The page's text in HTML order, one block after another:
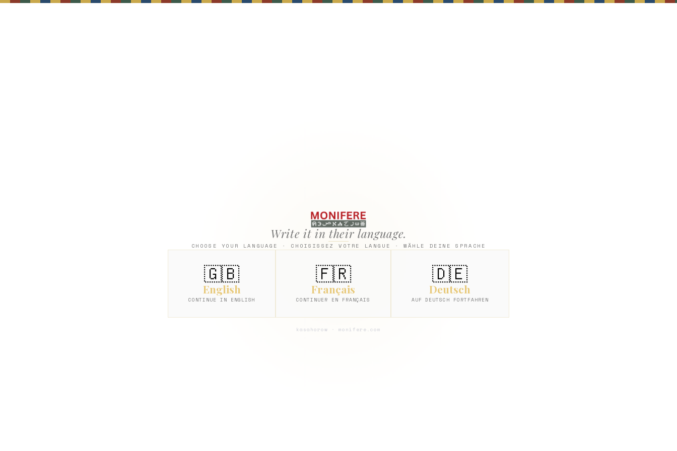
Write it in their language.
CHOOSE YOUR LANGUAGE · CHOISISSEZ VOTRE LANGUE · WÄHLE DEINE SPRACHE
🇬🇧
English
CONTINUE IN ENGLISH
🇫🇷
Français
CONTINUER EN FRANÇAIS
🇩🇪
Deutsch
AUF DEUTSCH FORTFAHREN
kasahorow · monifere.com